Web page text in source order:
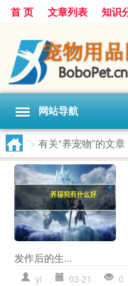
首 页 文章列表 知识
网站导航
> 有关“养宠物”的文章
发作后的生...
yl 03-21 0